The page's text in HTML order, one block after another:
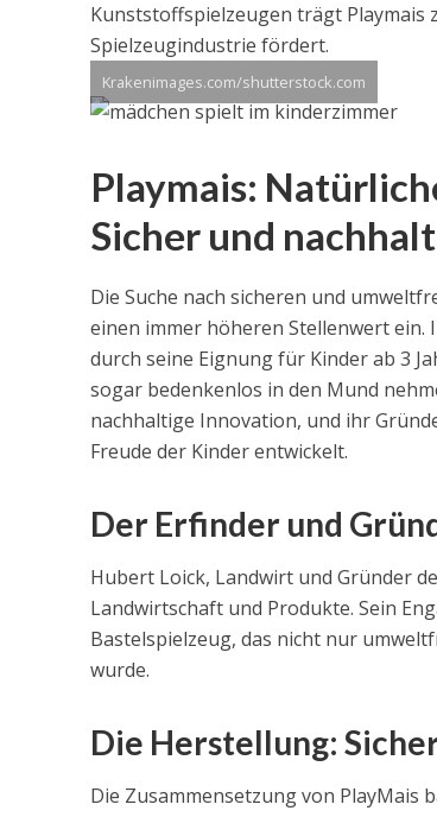
Kunststoffspielzeugen trägt Playmais
Spielzeugindustrie fördert.
Krakenimages.com/shutterstock.com
Playmais:
Sicher und
Die Suche nach sicheren und
einen immer höheren Stellenwert ein.
durch seine Eignung für Kinder ab 3
sogar bedenkenlos in den Mund
nachhaltige Innovation, und ihr
Freude der Kinder entwickelt.
Der Erfinder und
Hubert Loick, Landwirt und Gründer
Landwirtschaft und Produkte. Sein
Bastelspielzeug, das nicht nur
wurde.
Die Herstellung:
Die Zusammensetzung von PlayMais